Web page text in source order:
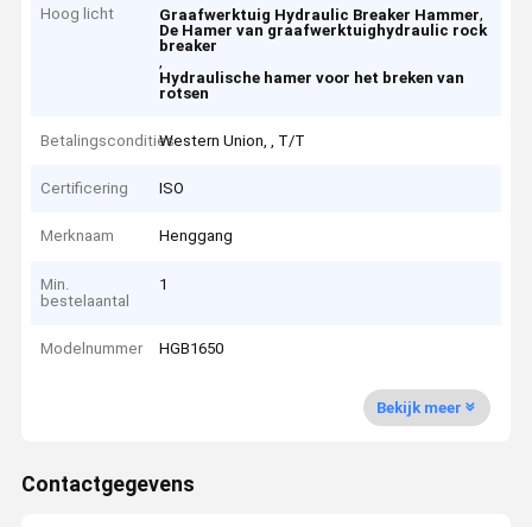
Hoog licht Graafwerktuig Hydraulic Breaker Hammer,
De Hamer van graafwerktuighydraulic rock
breaker
,
Hydraulische hamer voor het breken van
rotsen
BetalingsconditiesWestern Union, , T/T
Certificering ISO
Merknaam Henggang
Min.
bestelaantal
1
Modelnummer HGB1650
Bekijk meer
Contactgegevens